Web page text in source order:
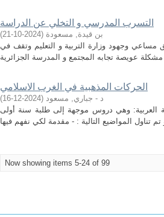
التسرب المدرسي و التخلي عن الدراسة
بن قيدة, مسعودة (
2024-10-21
)
وجهود وزارة التربية و التعليم وتقف في
الحركات المذهبية في الغرب الاسلامي
د - جباري, مسعود (
2024-12-16
)
العربية: وهي دروس موجهة إلى طلبة سنة أولى
Now showing items 5-24 of 99